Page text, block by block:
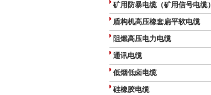
矿用防暴电缆（矿用信号电缆）
盾构机高压橡套扁平软电缆
阻燃高压电力电缆
通讯电缆
低烟低卤电缆
硅橡胶电缆